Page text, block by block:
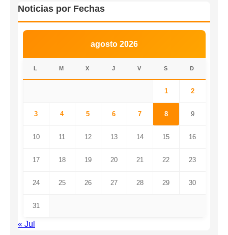
Noticias por Fechas
agosto 2026
L M X J V S D
1 2
3 4 5 6 7 8 9
10 11 12 13 14 15 16
17 18 19 20 21 22 23
24 25 26 27 28 29 30
31
« Jul